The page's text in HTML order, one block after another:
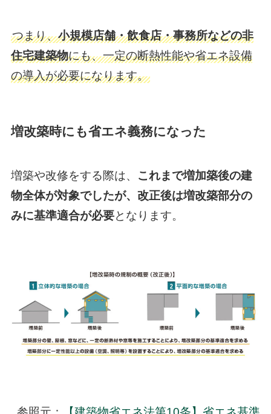
つまり、小規模店舗・飲食店・事務所などの非
住宅建築物にも、一定の断熱性能や省エネ設備
の導入が必要になります。
増改築時にも省エネ義務になった
増築や改修をする際は、 これまで増加築後の建
物全体が対象でしたが、改正後は増改築部分の
みに基準適合が必要となります。